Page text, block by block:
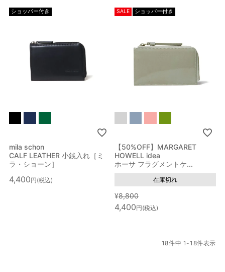
オレンジ系 グリーン系
ゴールド系 シルバー系
ショッパー付き
mila schon
CALF LEATHER 小銭入れ［ミ
ラ・ショーン］
4,400 税込
SALE ショッパー付き
【50%OFF】MARGARET
HOWELL idea
ホーサ フラグメントケ...
¥8,800
4,400 税込
在庫切れ
18件中 1 -18件表示